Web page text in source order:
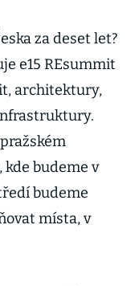
za deset let?
e15 REsummit
architektury,
kde budeme v
budeme
místa, v